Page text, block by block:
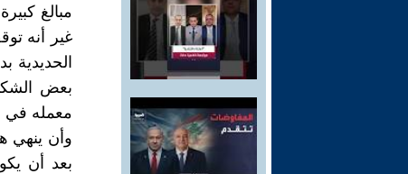
مبالغ
غير أنه
بعض
معمله في
وأن ينهي
بعد أن